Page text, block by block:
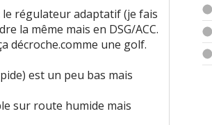
régulateur adaptatif (je fais
la même mais en DSG/ACC.
décroche.comme une golf.
est un peu bas mais
sur route humide mais